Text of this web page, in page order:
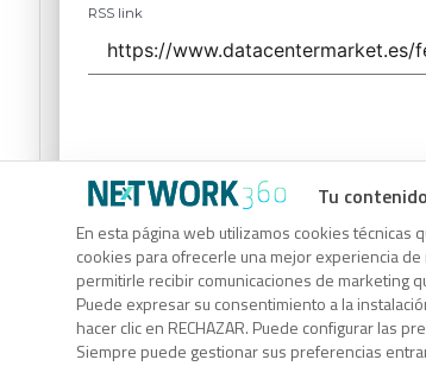
Tu
En esta página web utilizamos cookies técnicas
cookies para ofrecerle una mejor experiencia
permitirle recibir comunicaciones de marketing
Puede expresar su consentimiento a la
hacer clic en RECHAZAR. Puede configurar las
Siempre puede gestionar sus preferencias
RSS link
Código Rss
Para copiar el enlace RSS en el